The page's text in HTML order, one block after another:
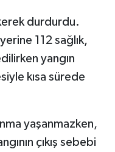
durdurdu.
112 sağlık,
yangın
kısa sürede
yaşanmazken,
çıkış sebebi